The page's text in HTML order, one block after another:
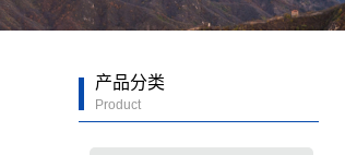
产品分类
Product